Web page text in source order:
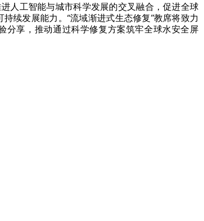
人工智能与城市科学发展的交叉融合，促进全球
续发展能力。“流域渐进式生态修复”教席将致力
分享，推动通过科学修复方案筑牢全球水安全屏